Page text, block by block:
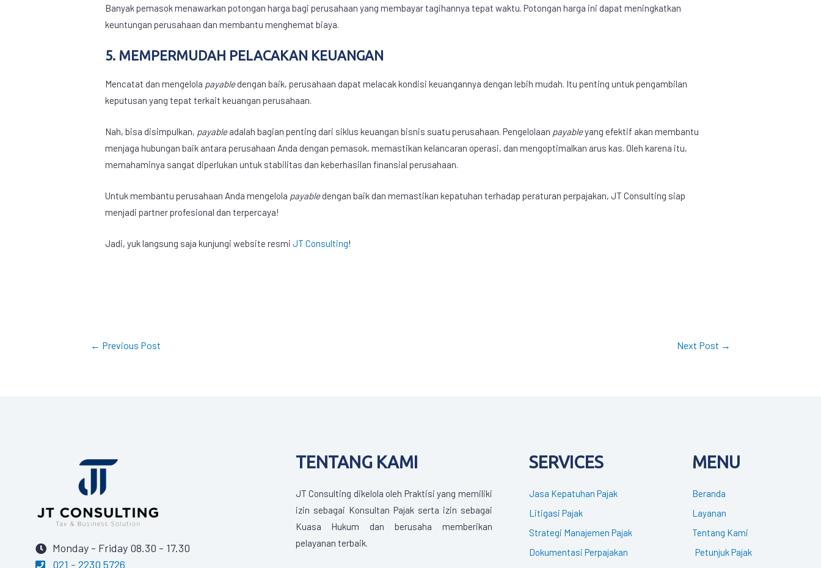
Banyak pemasok menawarkan potongan harga bagi perusahaan yang membayar tagihannya tepat waktu. Potongan harga ini dapat meningkatkan
keuntungan perusahaan dan membantu menghemat biaya.
5. MEMPERMUDAH PELACAKAN KEUANGAN
Mencatat dan mengelola payabledengan baik, perusahaan dapat melacak kondisi keuangannya dengan lebih mudah. Itu penting untuk pengambilan
keputusan yang tepat terkait keuangan perusahaan.
Nah, bisa disimpulkan, payableadalah bagian penting dari siklus keuangan bisnis suatu perusahaan. Pengelolaan payableyang efektif akan membantu
menjaga hubungan baik antara perusahaan Anda dengan pemasok, memastikan kelancaran operasi, dan mengoptimalkan arus kas. Oleh karena itu,
memahaminya sangat diperlukan untuk stabilitas dan keberhasilan finansial perusahaan.
Untuk membantu perusahaan Anda mengelola payabledengan baik dan memastikan kepatuhan terhadap peraturan perpajakan, JT Consulting siap
menjadi partner profesional dan terpercaya!
Jadi, yuk langsung saja kunjungi website resmiJT Consulting!
← Previous Post Next Post →
Monday - Friday 08.30 - 17.30
021 - 2230 5726
TENTANG KAMI
JT Consulting dikelola oleh Praktisi yang memiliki
izin sebagai Konsultan Pajak serta izin sebagai
Kuasa Hukum dan berusaha memberikan
pelayanan terbaik.
SERVICES
Jasa Kepatuhan Pajak
Litigasi Pajak
Strategi Manajemen Pajak
Dokumentasi Perpajakan
MENU
Beranda
Layanan
Tentang Kami
Petunjuk Pajak